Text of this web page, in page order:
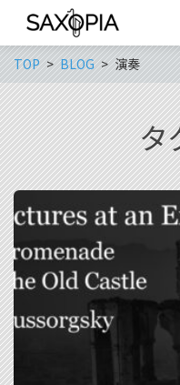
TOP BLOG 演奏
タ